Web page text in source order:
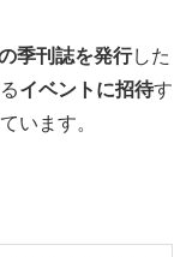
季刊誌を発行した
イベントに招待す
います。